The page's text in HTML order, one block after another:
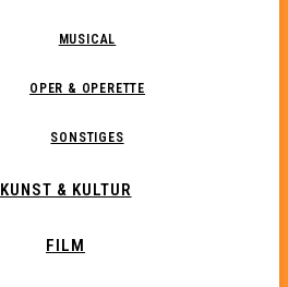
MUSICAL
OPER & OPERETTE
SONSTIGES
KUNST & KULTUR
FILM